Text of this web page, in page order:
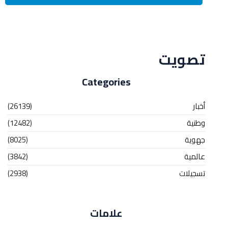
تصويت
Categories
أخبار
(26139)
وطنية
(12482)
جهوية
(8025)
عالمية
(3842)
تسجيلات
(2938)
علامات